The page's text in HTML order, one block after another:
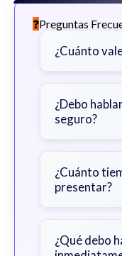
Preguntas
¿Cuánto
gravedad
médicas,
¿Debo
seguro?
primero
¿Cuánto
presentar?
con
¿Qué debo